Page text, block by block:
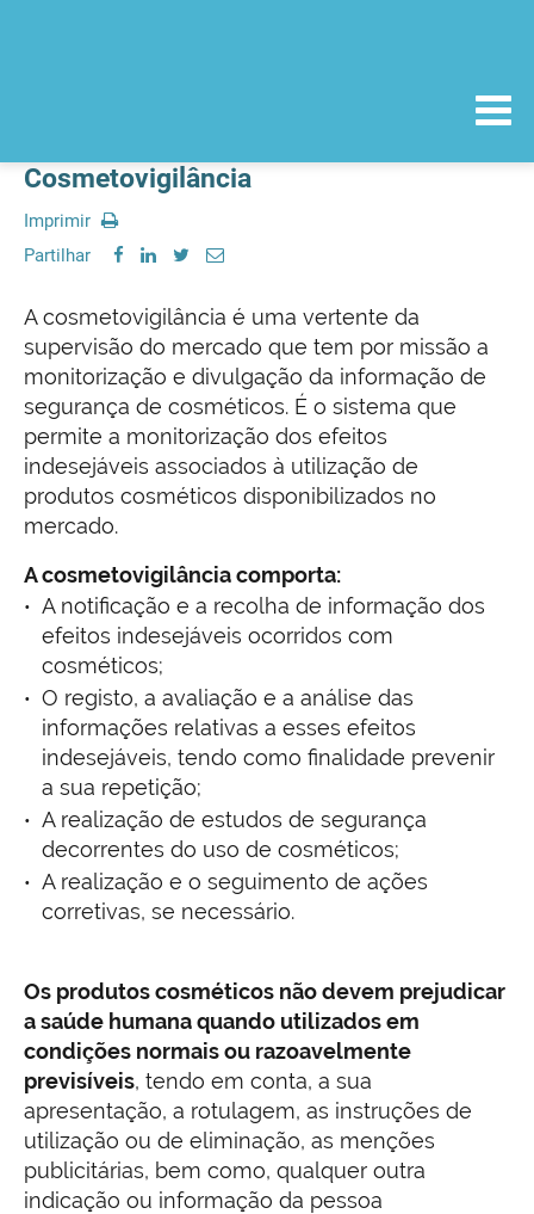
Cosmetovigilância
Imprimir
Partilhar
A cosmetovigilância é uma vertente da
supervisão do mercado que tem por missão a
monitorização e divulgação da informação de
segurança de cosméticos. É o sistema que
permite a monitorização dos efeitos
indesejáveis associados à utilização de
produtos cosméticos disponibilizados no
mercado.
A cosmetovigilância comporta:
A notificação e a recolha de informação dos
efeitos indesejáveis ocorridos com
cosméticos;
O registo, a avaliação e a análise das
informações relativas a esses efeitos
indesejáveis, tendo como finalidade prevenir
a sua repetição;
A realização de estudos de segurança
decorrentes do uso de cosméticos;
A realização e o seguimento de ações
corretivas, se necessário.
Os produtos cosméticos não devem prejudicar
a saúde humana quando utilizados em
condições normais ou razoavelmente
previsíveis, tendo em conta, a sua
apresentação, a rotulagem, as instruções de
utilização ou de eliminação, as menções
publicitárias, bem como, qualquer outra
indicação ou informação da pessoa